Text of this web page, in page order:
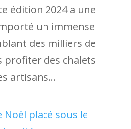
édition 2024 a une
un immense
des milliers de
profiter des chalets
artisans...